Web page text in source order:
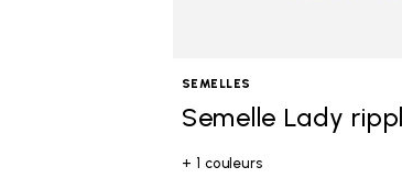
SEMELLES
Semelle Lady
+ 1 couleurs